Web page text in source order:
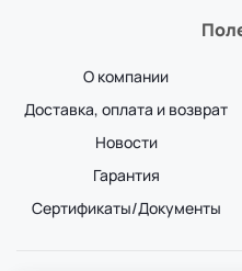
О компании
Доставка, оплата и возврат
Новости
Гарантия
Сертификаты/Документы